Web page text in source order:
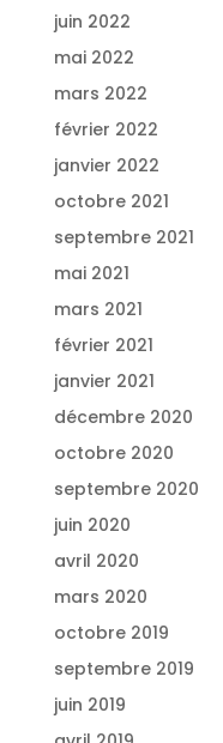
juin 2022
mai 2022
mars 2022
février 2022
janvier 2022
octobre 2021
septembre 2021
mai 2021
mars 2021
février 2021
janvier 2021
décembre 2020
octobre 2020
septembre 2020
juin 2020
avril 2020
mars 2020
octobre 2019
septembre 2019
juin 2019